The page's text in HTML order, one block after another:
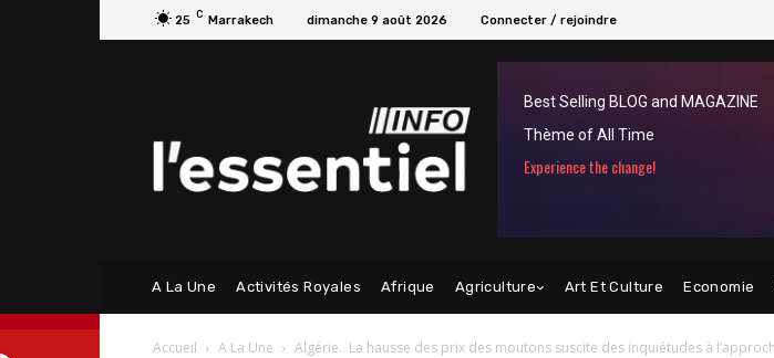
25 C Marrakech dimanche 9 août 2026 Connecter / rejoindre
Best Selling BLOG and MAGAZINE
Thème of All Time
Experience the change!
A La Une Activités Royales Afrique Agriculture Art Et Culture Economie
Accueil A La Une Algérie.. La hausse des prix des moutons suscite des inquiétudes à